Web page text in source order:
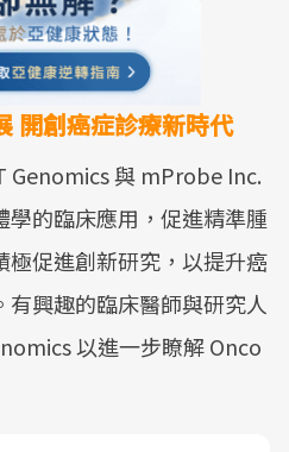
開創癌症診療新時代
Genomics 與 mProbe Inc.
的臨床應用，促進精準腫
促進創新研究，以提升癌
興趣的臨床醫師與研究人
以進一步瞭解 Onco